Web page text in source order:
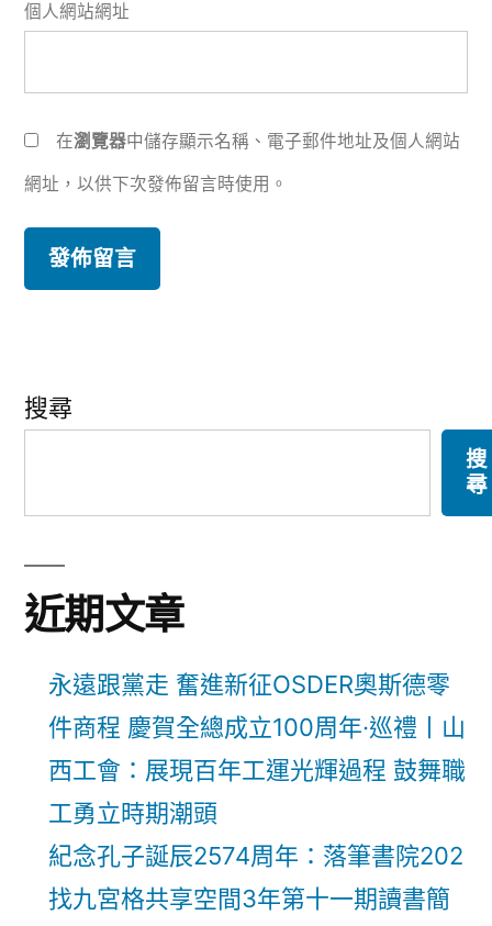
個人網站網址
在瀏覽器中儲存顯示名稱、電子郵件地址及個人網站
網址，以供下次發佈留言時使用。
搜尋
搜
尋
近期文章
永遠跟黨走 奮進新征OSDER奧斯德零
件商程 慶賀全總成立100周年·巡禮丨山
西工會：展現百年工運光輝過程 鼓舞職
工勇立時期潮頭
紀念孔子誕辰2574周年：落筆書院202
找九宮格共享空間3年第十一期讀書簡